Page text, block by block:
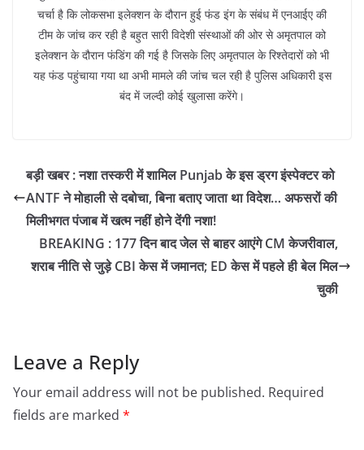
चर्चा है कि लोकसभा इलेक्शन के दौरान हुई फंड इंग के संबंध में एनआईए की
टीम के जांच कर रही है बहुत सारी विदेशी संस्थाओं की ओर से अमृतपाल को
इलेक्शन के दौरान फंडिंग की गई है जिसके लिए अमृतपाल के रिश्तेदारों को भी
यह फंड पहुंचाया गया था अभी मामले की जांच चल रही है पुलिस अधिकारी इस
बंद में जल्दी कोई खुलासा करेंगे।
बड़ी खबर : नशा तस्करी में शामिल Punjab के इस ड्रग इंस्पेक्टर को
ANTF ने मोहाली से दबोचा, बिना बताए जाता था विदेश… अफसरों की
मिलीभगत पंजाब में खत्म नहीं होने देंगी नशा!
BREAKING : 177 दिन बाद जेल से बाहर आएंगे CM केजरीवाल,
शराब नीति से जुड़े CBI केस में जमानत; ED केस में पहले ही बेल मिल
चुकी
Leave a Reply
Your email address will not be published. Required
fields are marked *